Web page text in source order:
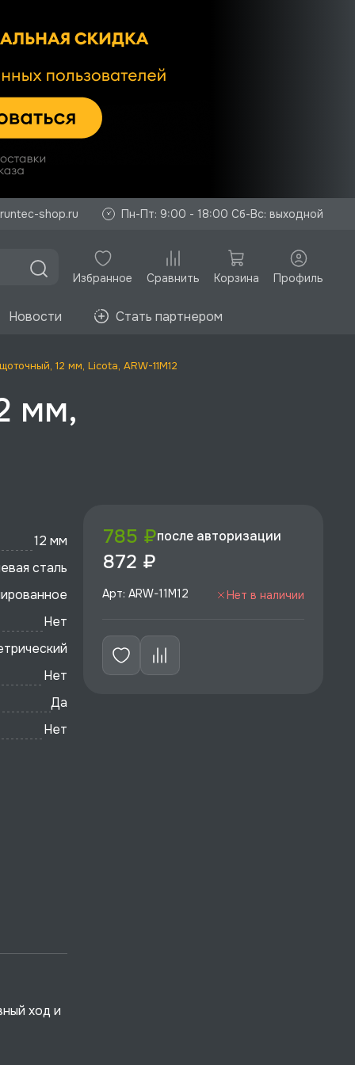
shop.ru Пн-Пт: 9:00 - 18:00 Сб-Вс: выходной
Избранное Сравнить Корзина Профиль
Новости Стать партнером
12 мм, Licota, ARW-11M12
мм,
12 мм
сталь
Нет
Нет
Да
Нет
ход и
785 ₽после авторизации
872 ₽
Арт: ARW-11M12 Нет в наличии